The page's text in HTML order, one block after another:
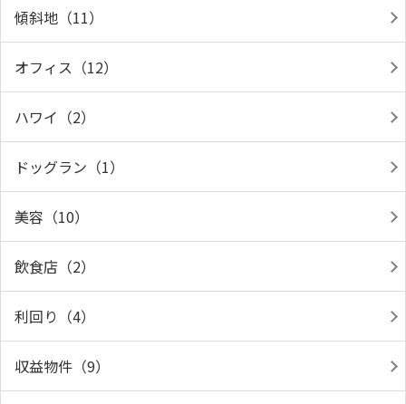
傾斜地（11）
オフィス（12）
ハワイ（2）
ドッグラン（1）
美容（10）
飲食店（2）
利回り（4）
収益物件（9）